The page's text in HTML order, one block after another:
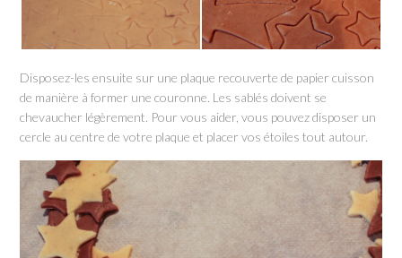
Disposez-les ensuite sur une plaque recouverte de papier cuisson
de manière à former une couronne. Les sablés doivent se
chevaucher légèrement. Pour vous aider, vous pouvez disposer un
cercle au centre de votre plaque et placer vos étoiles tout autour.